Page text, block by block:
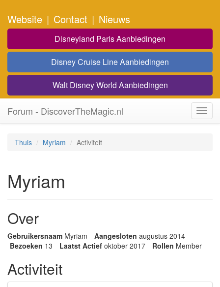
Website | Contact | Nieuws
Disneyland Paris Aanbiedingen
Disney Cruise Line Aanbiedingen
Walt Disney World Aanbiedingen
Forum - DiscoverTheMagic.nl
Thuis Myriam Activiteit
Myriam
Over
Gebruikersnaam Myriam Aangesloten augustus 2014
Bezoeken 13 Laatst Actief oktober 2017 Rollen Member
Activiteit